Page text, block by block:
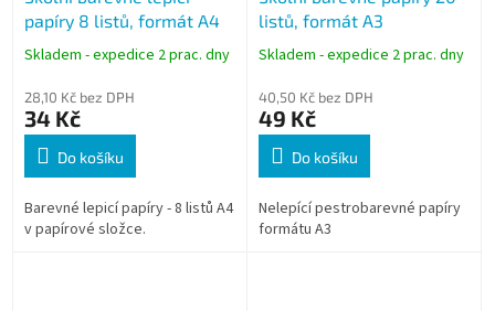
papíry 8 listů, formát A4
Skladem - expedice 2 prac. dny
28,10 Kč bez DPH
34 Kč
Do košíku
Barevné lepicí papíry - 8 listů A4
v papírové složce.
listů, formát A3
Skladem - expedice 2 prac. dny
40,50 Kč bez DPH
49 Kč
Do košíku
Nelepící pestrobarevné papíry
formátu A3